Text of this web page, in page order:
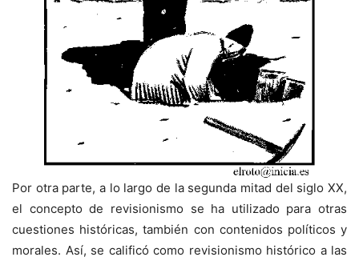
Por otra parte, a lo largo de la segunda mitad del siglo XX,
el concepto de revisionismo se ha utilizado para otras
cuestiones históricas, también con contenidos políticos y
morales. Así, se calificó como revisionismo histórico a las